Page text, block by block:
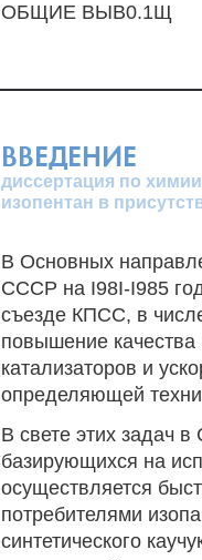
ОБЩИЕ ВЫВ0.1Щ
ВВЕДЕНИЕ
диссертация по
изопентан в
В Основных
СССР на I98I-I985
съезде КПСС, в
повышение
катализаторов и
определяющей
В свете этих задач
базирующихся на
осуществляется
потребителями
синтетического